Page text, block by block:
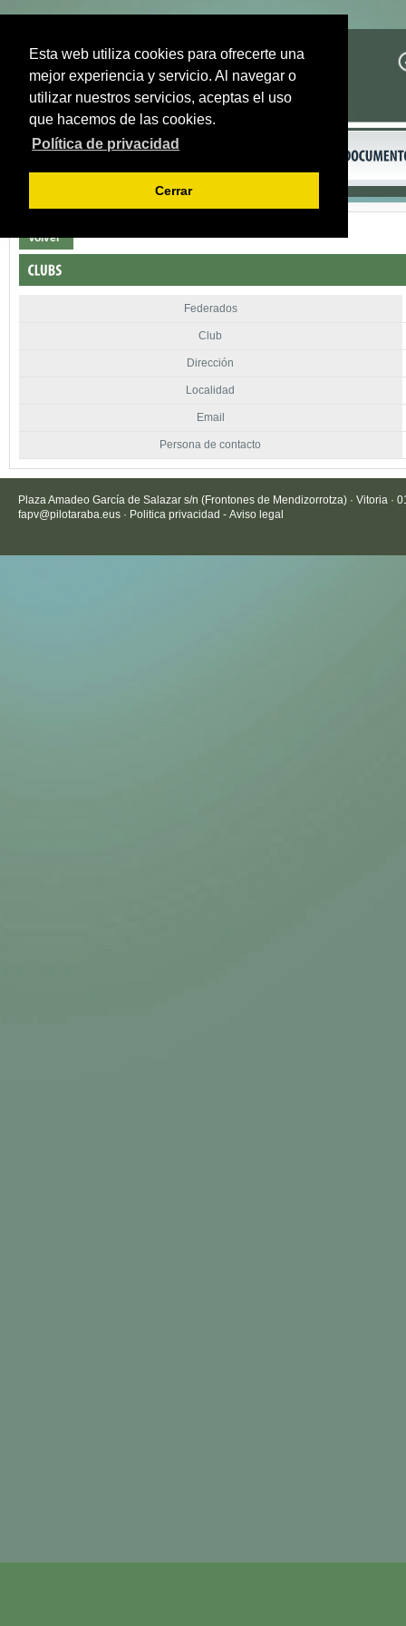
Esta web utiliza cookies para ofrecerte una
mejor experiencia y servicio. Al navegar o
utilizar nuestros servicios, aceptas el uso
que hacemos de las cookies.
Política de privacidad
Cerrar
Volver
Federados
Club
Dirección
Localidad
Email
Persona de contacto
Plaza Amadeo García de Salazar s/n (Frontones de Mendizorrotza) · Vitoria ·
fapv@pilotaraba.eus · Politica privacidad - Aviso legal